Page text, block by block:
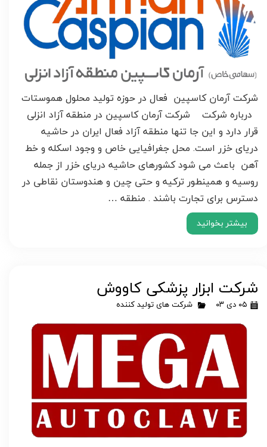
شرکت آرمان کاسپین فعال در حوزه تولید محلول هموستات
درباره شرکت شرکت آرمان کاسپین در منطقه آزاد انزلی
قرار دارد و این جا تنها منطقه آزاد فعال ایران در حاشیه
دریای خزر است. محل جغرافیایی خاص و وجود اسکله و خط
آهن باعث می شود کشورهای حاشیه دریای خزر از جمله
روسیه و همینطور ترکیه و حتی چین و هندوستان نقاطی در
دسترس برای تجارت باشند . منطقه …
بیشتر بخوانید
شرکت ابزار پزشکی کاووش
۰۵ دی ۰۳ شرکت های تولید کننده